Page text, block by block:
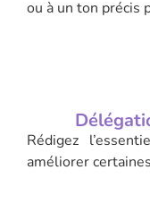
ou à un ton précis
Rédigez
améliorer